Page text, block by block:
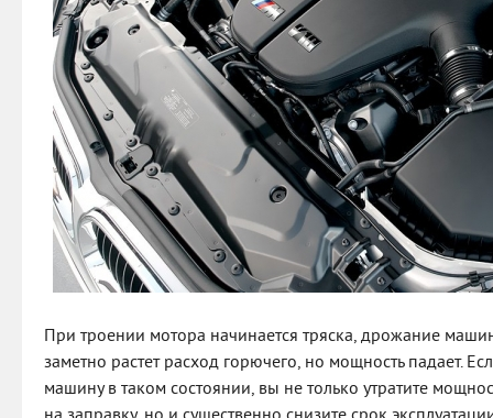
При троении мотора начинается тряска, дрожание
заметно растет расход горючего, но мощность падает.
машину в таком состоянии, вы не только утратите